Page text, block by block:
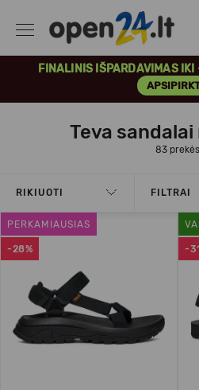
FINALINIS IŠPARDAVIMAS
Teva
83 prekės
RIKIUOTI FILTRAI
-28%
PERKAMIAUSIAS
-